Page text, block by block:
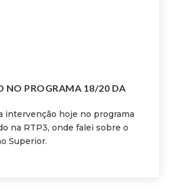
NO PROGRAMA 18/20 DA
intervenção hoje no programa
na RTP3, onde falei sobre o
Superior.